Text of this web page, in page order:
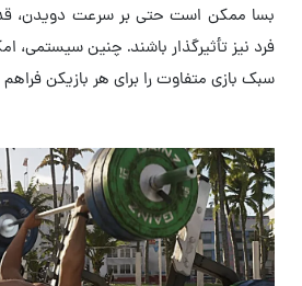
بسا ممکن است حتی بر سرعت دویدن،
فرد نیز تأثیرگذار باشند. چنین
سبک بازی متفاوت را برای هر بازیکن